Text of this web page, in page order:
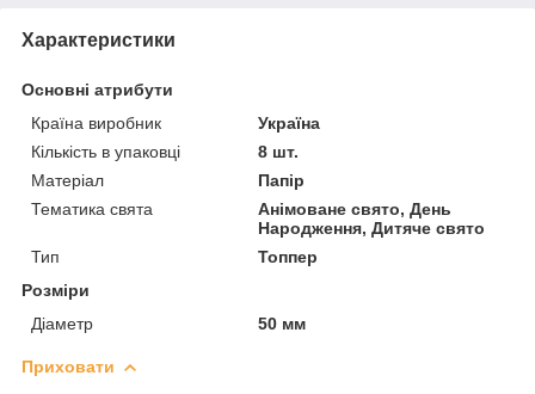
Характеристики
Основні атрибути
Країна виробник
Україна
Кількість в упаковці
8 шт.
Матеріал
Папір
Тематика свята
Анімоване свято, День
Народження, Дитяче свято
Тип
Топпер
Розміри
Діаметр
50 мм
Приховати